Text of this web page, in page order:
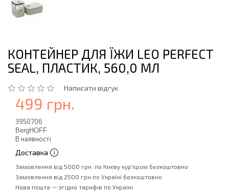
КОНТЕЙНЕР ДЛЯ ЇЖИ LEO PERFECT
SEAL, ПЛАСТИК, 560,0 МЛ
Написати відгук
499 грн.
3950706
BergHOFF
В наявності
Доставка
Замовлення від 5000 грн. по Києву кур'єром безкоштовно
Замовлення від 2500 грн.по Україні безкоштовно
Нова пошта — згідно тарифів по Україні